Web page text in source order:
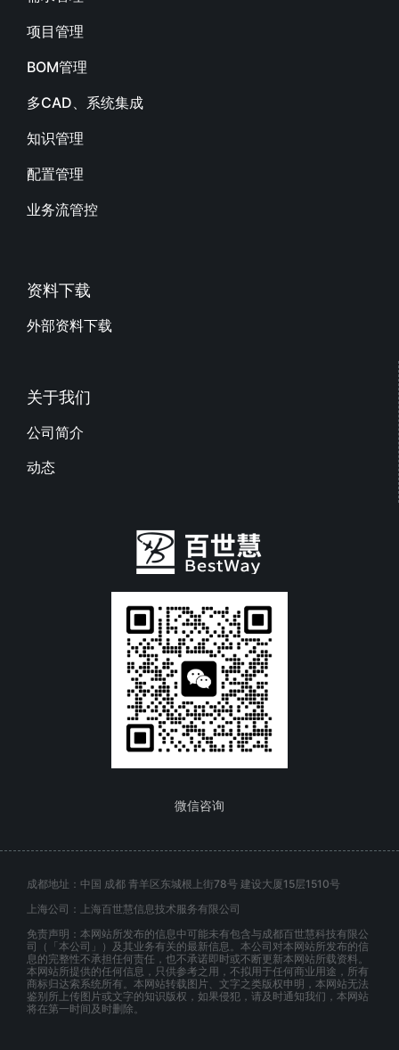
项目管理
BOM管理
多CAD、系统集成
知识管理
配置管理
业务流管控
资料下载
外部资料下载
关于我们
公司简介
动态
微信咨询
成都地址：中国 成都 青羊区东城根上街78号 建设大厦15层1510号
上海公司：上海百世慧信息技术服务有限公司
免责声明：本网站所发布的信息中可能未有包含与成都百世慧科技有限公
司（「本公司」）及其业务有关的最新信息。本公司对本网站所发布的信
息的完整性不承担任何责任，也不承诺即时或不断更新本网站所载资料。
本网站所提供的任何信息，只供参考之用，不拟用于任何商业用途，所有
商标归达索系统所有。本网站转载图片、文字之类版权申明，本网站无法
鉴别所上传图片或文字的知识版权，如果侵犯，请及时通知我们，本网站
将在第一时间及时删除。